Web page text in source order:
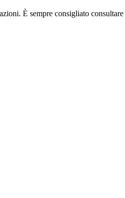
È sempre consigliato